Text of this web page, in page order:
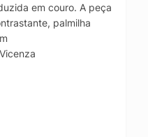
em couro. A peça
palmilha